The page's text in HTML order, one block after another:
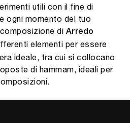
utili con il fine di
ogni momento del tuo
di Arredo
elementi per essere
ideale, tra cui si collocano
di hammam, ideali per